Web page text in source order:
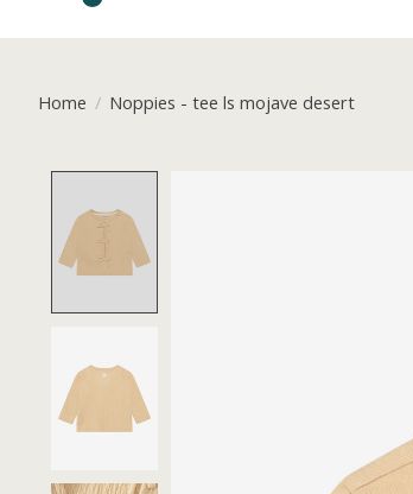
Home / Noppies - tee ls mojave desert